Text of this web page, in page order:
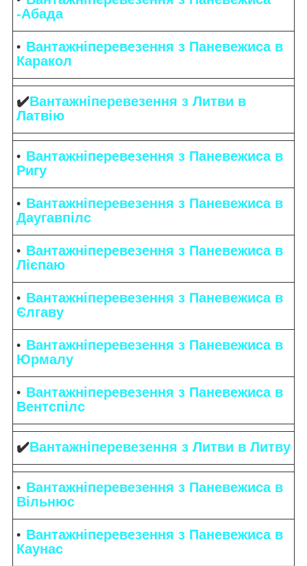
-Абада
Вантажніперевезення з Паневежиса в
Каракол
✔️Вантажніперевезення з Литви в
Латвію
Вантажніперевезення з Паневежиса в
Ригу
Вантажніперевезення з Паневежиса в
Даугавпілс
Вантажніперевезення з Паневежиса в
Лієпаю
Вантажніперевезення з Паневежиса в
Єлгаву
Вантажніперевезення з Паневежиса в
Юрмалу
Вантажніперевезення з Паневежиса в
Вентспілс
✔️Вантажніперевезення з Литви в Литву
Вантажніперевезення з Паневежиса в
Вільнюс
Вантажніперевезення з Паневежиса в
Каунас